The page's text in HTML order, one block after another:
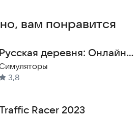
вам понравится
Русская деревня: Онлайн
3,8
Racer 2023